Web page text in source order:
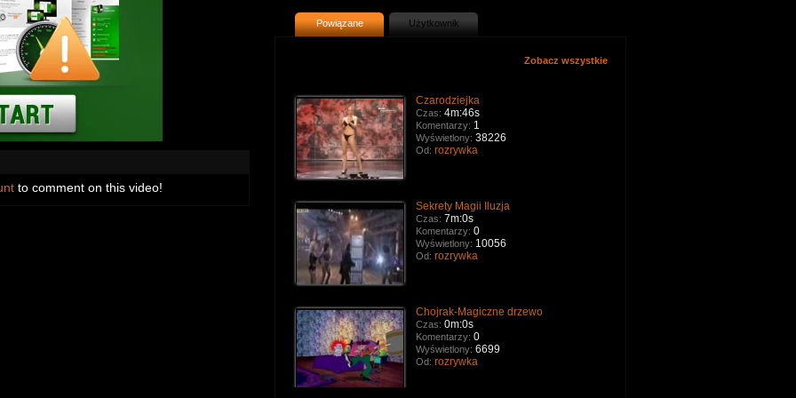
to comment on this video!
Powiązane Użytkownik
Zobacz wszystkie
Czarodziejka
Czas: 4m:46s
Komentarzy: 1
Wyświetlony: 38226
Od: rozrywka
Sekrety Magii Iluzja
Czas: 7m:0s
Komentarzy: 0
Wyświetlony: 10056
Od: rozrywka
Chojrak-Magiczne drzewo
Czas: 0m:0s
Komentarzy: 0
Wyświetlony: 6699
Od: rozrywka